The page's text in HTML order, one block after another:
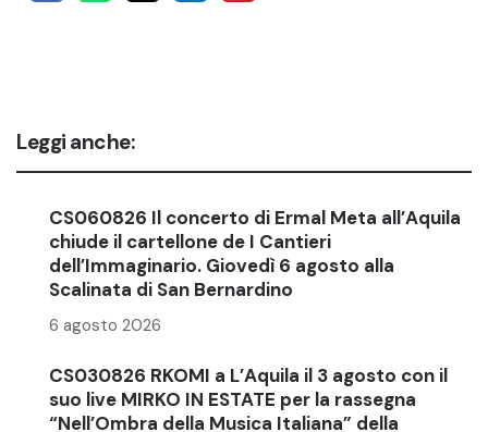
Leggi anche:
CS060826 Il concerto di Ermal Meta all’Aquila
chiude il cartellone de I Cantieri
dell’Immaginario. Giovedì 6 agosto alla
Scalinata di San Bernardino
6 agosto 2026
CS030826 RKOMI a L’Aquila il 3 agosto con il
suo live MIRKO IN ESTATE per la rassegna
“Nell’Ombra della Musica Italiana” della